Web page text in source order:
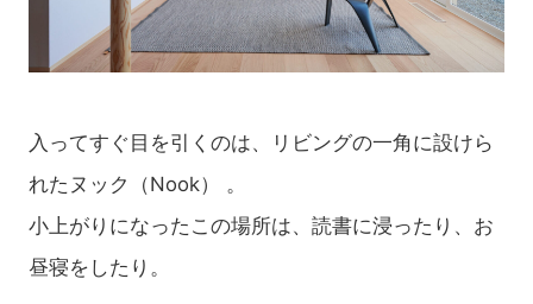
入ってすぐ目を引くのは、リビングの一角に設けら
れたヌック（Nook） 。
小上がりになったこの場所は、読書に浸ったり、お
昼寝をしたり。